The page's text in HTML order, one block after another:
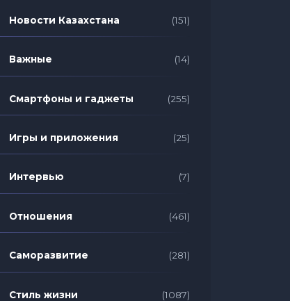
Новости Казахстана (151)
Важные (14)
Смартфоны и гаджеты (255)
Игры и приложения (25)
Интервью (7)
Отношения (461)
Саморазвитие (281)
Стиль жизни (1087)